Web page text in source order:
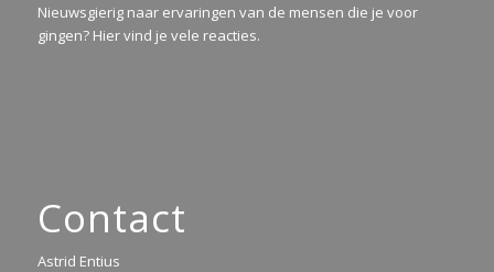
Nieuwsgierig naar ervaringen van de mensen die je voor
gingen? Hier vind je vele reacties.
Contact
Astrid Entius